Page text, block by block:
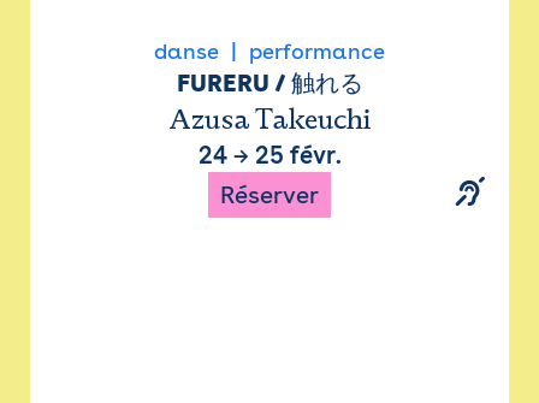
danse performance
FURERU / 触れる
Azusa Takeuchi
24→ 25 févr.
Réserver